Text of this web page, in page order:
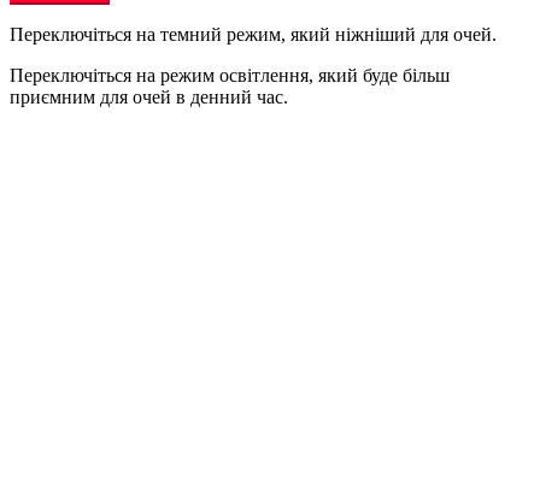
Переключіться на темний режим, який ніжніший для очей.
Переключіться на режим освітлення, який буде більш
приємним для очей в денний час.